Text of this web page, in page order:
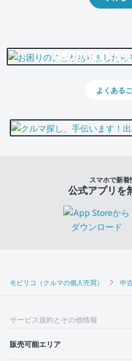
モビリコ（クルマの個人売買） 中
0800-500-
よくある
スマホで新
公式アプリを
サービス規約とその他情報
販売可能エリア